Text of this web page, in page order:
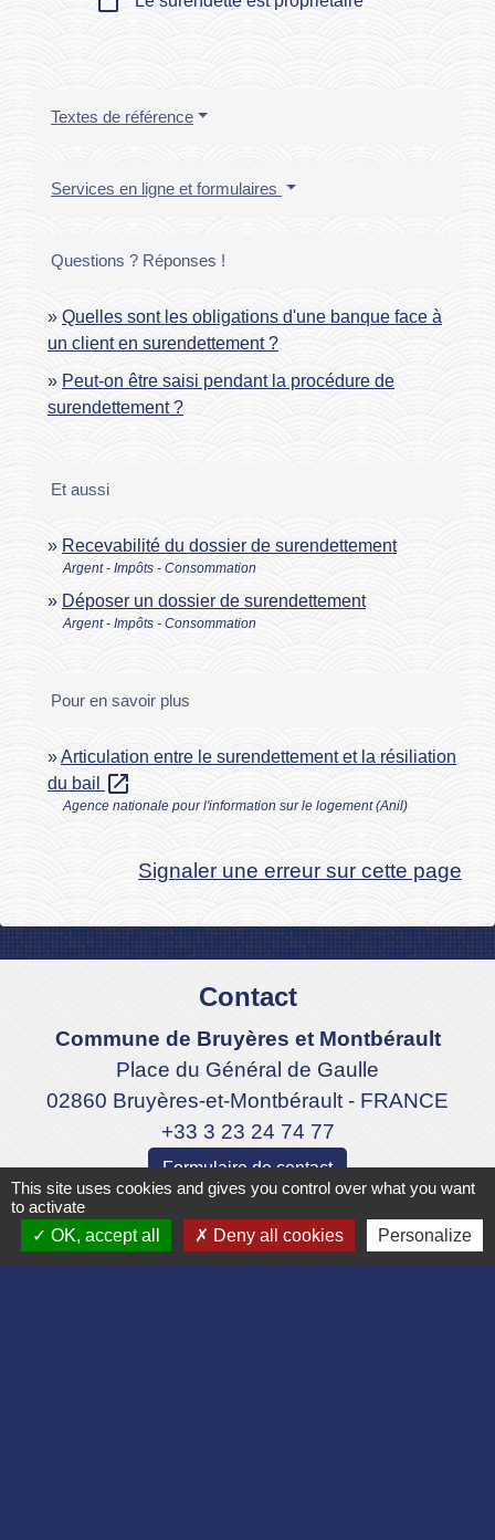
Textes de référence
Services en ligne et formulaires
Questions ? Réponses !
Quelles sont les obligations d'une banque face à
un client en surendettement ?
Peut-on être saisi pendant la procédure de
surendettement ?
Et aussi
Recevabilité du dossier de surendettement
Argent - Impôts - Consommation
Déposer un dossier de surendettement
Argent - Impôts - Consommation
Pour en savoir plus
Articulation entre le surendettement et la résiliation
du bail
open_in_new
Agence nationale pour l'information sur le logement (Anil)
Signaler une erreur sur cette page
Contact
Commune de Bruyères et Montbérault
Place du Général de Gaulle
02860 Bruyères-et-Montbérault - FRANCE
+33 3 23 24 74 77
Formulaire de contact
This site uses cookies and gives you control over what you want
to activate
OK, accept all
Deny all cookies Personalize